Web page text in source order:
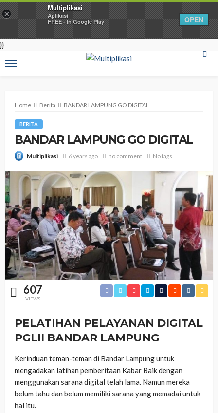
}}
×
Multiplikasi
Aplikasi
FREE - In Google Play
OPEN
Home Berita BANDAR LAMPUNG GO DIGITAL
BERITA
BANDAR LAMPUNG GO DIGITAL
Multiplikasi 6 years ago no comment No tags
607
VIEWS
PELATIHAN PELAYANAN DIGITAL
PGLII BANDAR LAMPUNG
Kerinduan teman-teman di Bandar Lampung untuk
mengadakan latihan pemberitaan Kabar Baik dengan
menggunakan sarana digital telah lama. Namun mereka
belum tahu dan belum memiliki sarana yang memadai untuk
hal itu.